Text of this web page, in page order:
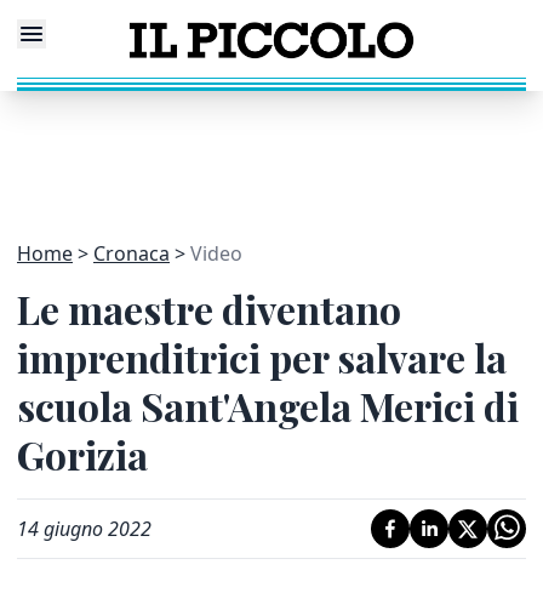
Home Cronaca Video
Le maestre diventano
imprenditrici per salvare la
scuola Sant'Angela Merici di
Gorizia
14 giugno 2022